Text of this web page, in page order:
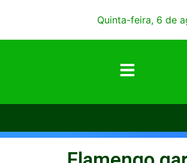
Quinta-feira, 6 de